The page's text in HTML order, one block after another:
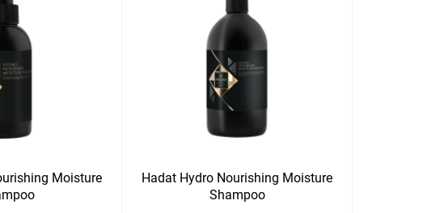
Moisture
Hadat Hydro Nourishing Moisture
Shampoo